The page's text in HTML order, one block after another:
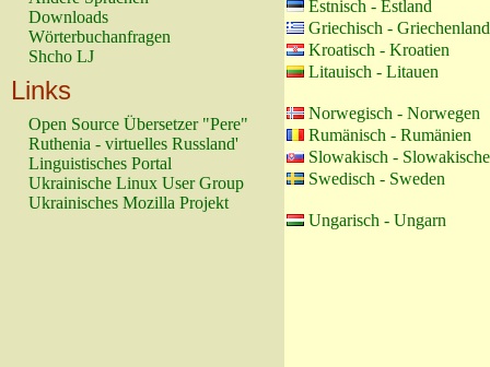
Downloads
Wörterbuchanfragen
Shcho LJ
Links
Open Source Übersetzer "Pere"
Ruthenia - virtuelles Russland'
Linguistisches Portal
Ukrainische Linux User Group
Ukrainisches Mozilla Projekt
Estnisch - Estland
Griechisch - Griechenland
Kroatisch - Kroatien
Litauisch - Litauen
Norwegisch - Norwegen
Rumänisch - Rumänien
Slowakisch -
Swedisch - Sweden
Ungarisch - Ungarn